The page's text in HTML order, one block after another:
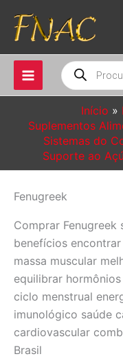
para
conteúdo
Pesquisar
produtos
Início
Suplementos
Sistemas do
Suporte ao
Fenugreek
Comprar Fenugreek
benefícios
massa muscular
equilibrar
ciclo menstrual
imunológico saúde
cardiovascular
Brasil